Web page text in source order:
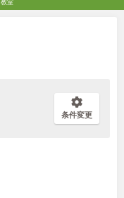
教室
条件変更